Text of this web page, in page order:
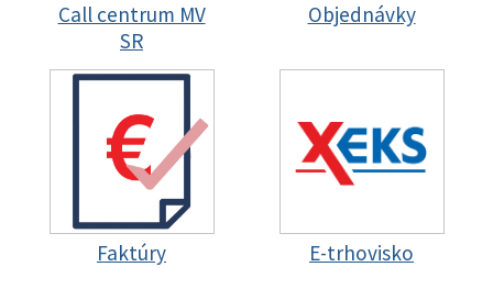
Call centrum MV
SR
Objednávky
Faktúry E-trhovisko